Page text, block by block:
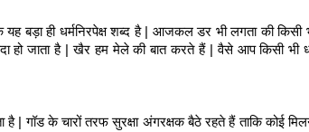
बड़ा ही धर्मनिरपेक्ष शब्द है | आजकल डर भी लगता की किसी
हो जाता है | खैर हम मेले की बात करते हैं | वैसे आप किसी भी
| गॉड के चारों तरफ सुरक्षा अंगरक्षक बैठे रहते हैं ताकि कोई